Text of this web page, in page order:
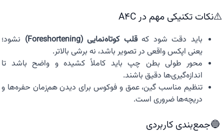
⚠️نکات تکنیکی مهم در A4C
باید دقت شود کهقلب کوتاه‌نمایی (Foreshortening)
نشود؛
یعنی اپکس واقعی در تصویر باشد، نه برشی بالاتر.
محور طولی بطن چپ باید کاملاً کشیده و واضح باشد تا
اندازه‌گیری‌ها دقیق باشند.
تنظیم مناسب گین، عمق و فوکوس برای دیدن هم‌زمان حفره‌ها و
دریچه‌ها ضروری است.
🔵جمع‌بندی کاربردی